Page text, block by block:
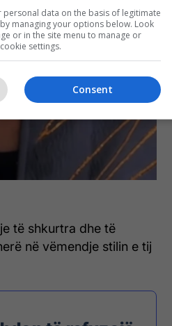
të shkurtra dhe të
në vëmendje stilin e tij
data on the basis of legitimate
managing your options below. Look
or in the site menu to manage or
settings.
Consent